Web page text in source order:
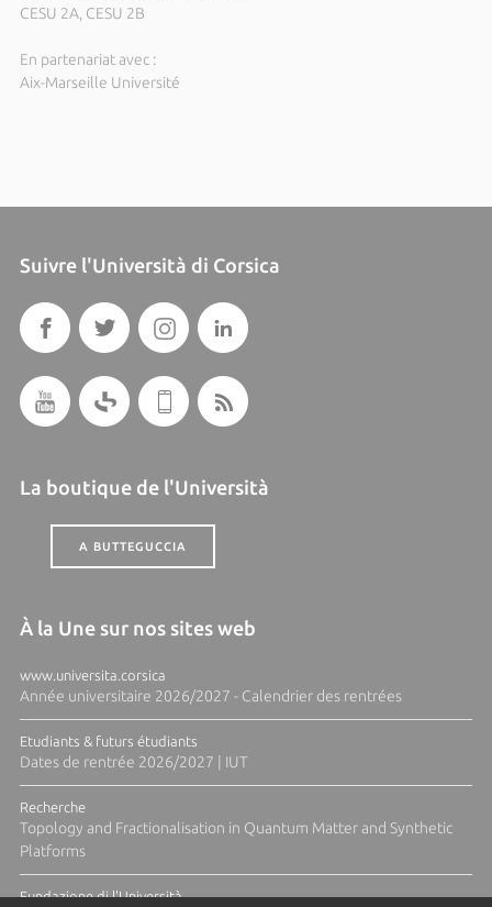
CESU 2A, CESU 2B
En partenariat avec :
Aix-Marseille Université
Suivre l'Università di Corsica
La boutique de l'Università
A BUTTEGUCCIA
À la Une sur nos sites web
www.universita.corsica
Année universitaire 2026/2027 - Calendrier des rentrées
Etudiants & futurs étudiants
Dates de rentrée 2026/2027 | IUT
Recherche
Topology and Fractionalisation in Quantum Matter and Synthetic
Platforms
Fundazione di l'Università